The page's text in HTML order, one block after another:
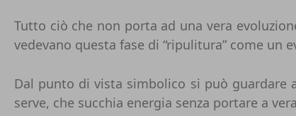
Tutto ciò che non porta ad una vera
vedevano questa fase di “ripulitura” come
Dal punto di vista simbolico si può guardare
serve, che succhia energia senza portare a